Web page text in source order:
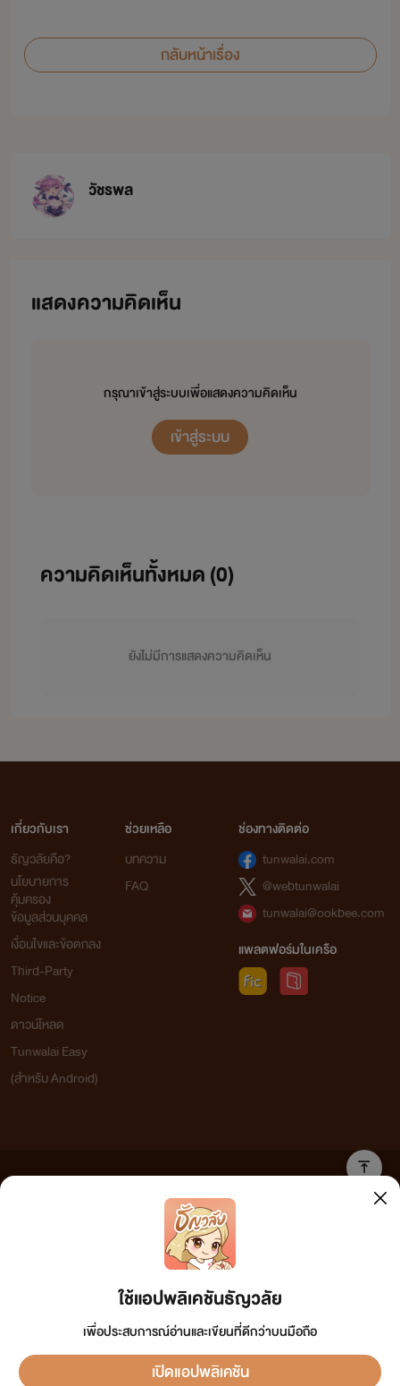
กลับหน้าเรื่อง
วัชรพล
แสดงความคิดเห็น
กรุณาเข้าสู่ระบบเพื่อแสดงความคิดเห็น
เข้าสู่ระบบ
ความคิดเห็นทั้งหมด (0)
ยังไม่มีการแสดงความคิดเห็น
ใช้แอปพลิเคชันธัญวลัย
เพื่อประสบการณ์อ่านและเขียนที่ดีกว่าบนมือถือ
เปิดแอปพลิเคชัน
เกี่ยวกับเรา
ธัญวลัยคือ?
นโยบายการ
คุ้มครอง
ข้อมูลส่วนบุคคล
เงื่อนไขและข้อตกลง
Third-Party
Notice
ดาวน์โหลด
Tunwalai Easy
(สำหรับ Android)
ช่วยเหลือ
บทความ
FAQ
ช่องทางติดต่อ
tunwalai.com
@webtunwalai
tunwalai@ookbee.com
แพลตฟอร์มในเครือ
เว็บไซต์แห่งนี้ไม่ได้เห็นด้วยและไม่ขอรับผิดชอบต่อข้อความใดๆ ทั้งสิ้น ดังนั้นผู้อ่านทุกท่านโปรดใช้
วิจารณญาณในการกลั่นกรองด้วยตนเอง และหากท่านพบข้อความใดๆ ที่ขัดต่อกฎหมายและศีลธรรม
กรุณาแจ้งมาที่ tunwalai@ookbee.com เพื่อทีมงานจะได้ดำเนินการในทันที ทั้งนี้ ทางเว็บไซต์ขอสงวน
ลิขสิทธิ์ตามพระราชบัญญัติลิขสิทธิ์ (ฉบับเพิ่มเติม) พ.ศ.2558